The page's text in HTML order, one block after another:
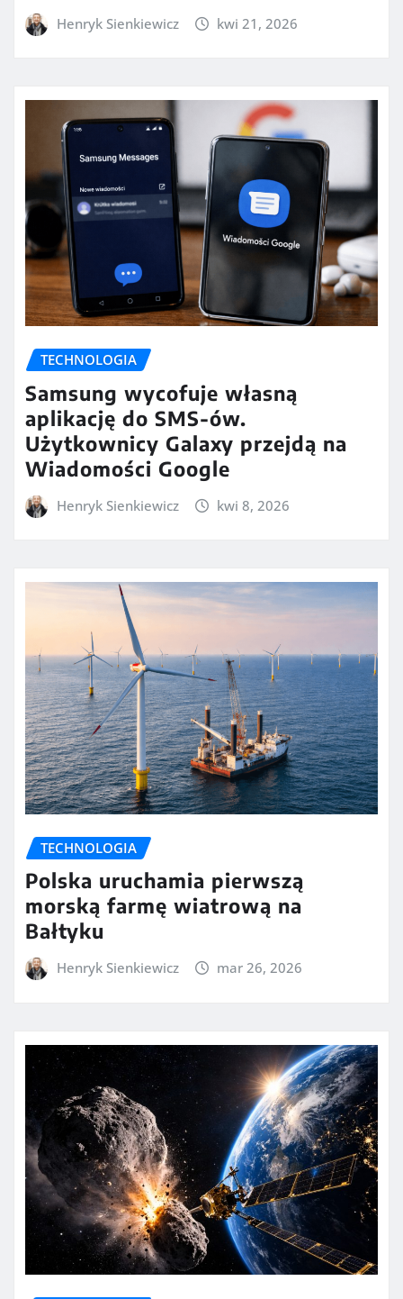
Henryk Sienkiewicz kwi 21, 2026
TECHNOLOGIA
Samsung wycofuje własną
aplikację do SMS-ów.
Użytkownicy Galaxy przejdą na
Wiadomości Google
Henryk Sienkiewicz kwi 8, 2026
TECHNOLOGIA
Polska uruchamia pierwszą
morską farmę wiatrową na
Bałtyku
Henryk Sienkiewicz mar 26, 2026